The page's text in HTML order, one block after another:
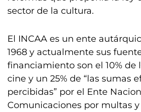
sector de la cultura.
El INCAA es un ente
1968 y actualmente sus
financiamiento son el 10% de
cine y un 25% de “las sumas
percibidas” por el Ente
Comunicaciones por multas